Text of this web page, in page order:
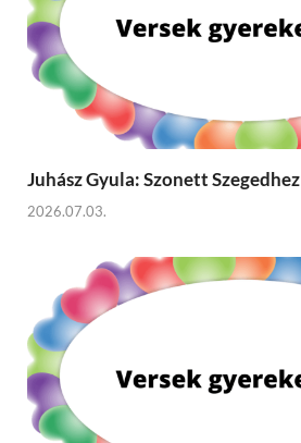
Juhász Gyula: Szonett Szegedhez
2026.07.03.